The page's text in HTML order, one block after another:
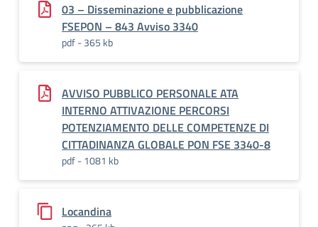
03 – Disseminazione e pubblicazione
FSEPON – 843 Avviso 3340
pdf - 365 kb
AVVISO PUBBLICO PERSONALE ATA
INTERNO ATTIVAZIONE PERCORSI
POTENZIAMENTO DELLE COMPETENZE DI
CITTADINANZA GLOBALE PON FSE 3340-8
pdf - 1081 kb
Locandina